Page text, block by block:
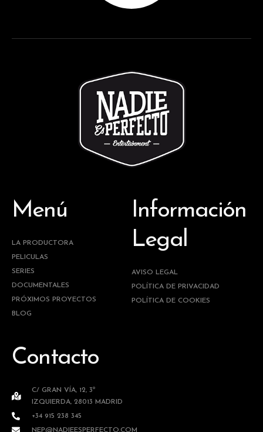
Menú
LA PRODUCTORA
PELICULAS
SERIES
DOCUMENTALES
PRÓXIMOS PROYECTOS
BLOG
Información
Legal
AVISO LEGAL
POLÍTICA DE PRIVACIDAD
POLÍTICA DE COOKIES
Contacto
C/ GRAN VÍA, 12, 3º
IZQUIERDA, 28013 MADRID
+34 915 238 345
NEP@NADIEESPERFECTO.COM